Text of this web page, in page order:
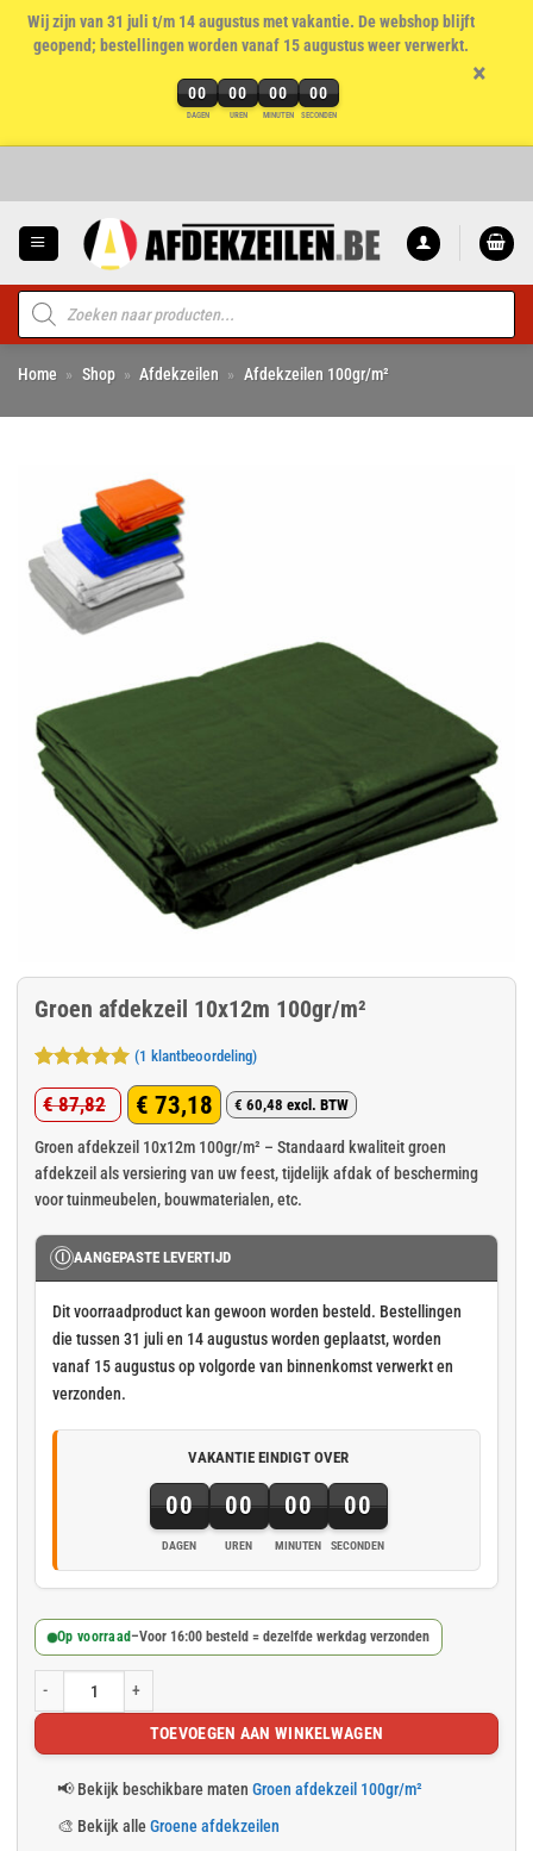
Wij zijn van 31 juli t/m 14 augustus met vakantie. De webshop blijft
geopend; bestellingen worden vanaf 15 augustus weer verwerkt.
00
DAGEN
00
UREN
00
MINUTEN
00
SECONDEN
×
Producten
zoeken
Home » Shop » Afdekzeilen » Afdekzeilen 100gr/m²
Groen afdekzeil 10x12m 100gr/m²
Gewaardeerd
5op 5
gebaseerd
op
1
klant
(1 klantbeoordeling)
€87,82
Oorspronkelijke
prijs
was:
€ 73,18
Huidige
prijs
is:
€ 60,48 excl. BTW
Groen afdekzeil 10x12m 100gr/m² – Standaard kwaliteit groen
afdekzeil als versiering van uw feest, tijdelijk afdak of bescherming
voor tuinmeubelen, bouwmaterialen, etc.
Ⓘ AANGEPASTE LEVERTIJD
Dit voorraadproduct kan gewoon worden besteld. Bestellingen
die tussen 31 juli en 14 augustus worden geplaatst, worden
vanaf 15 augustus op volgorde van binnenkomst verwerkt en
verzonden.
VAKANTIE EINDIGT OVER
00
DAGEN
00
UREN
00
MINUTEN
00
SECONDEN
Op voorraad –Voor 16:00 besteld = dezelfde werkdag verzonden
Groen afdekzeil 10x12m 100gr/m² aantal
TOEVOEGEN AAN WINKELWAGEN
📢 Bekijk beschikbare maten Groen afdekzeil 100gr/m²
🎨 Bekijk alleGroene afdekzeilen